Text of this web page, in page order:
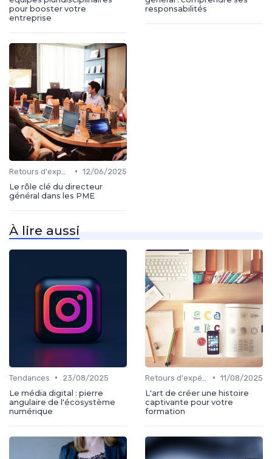
pour booster votre
entreprise
responsabilités
• 12/06/2025
Le rôle clé du directeur
général dans les PME
À lire aussi
Tendances •
23/08/2025
Le média digital : pierre
angulaire de l'écosystème
numérique
• 11/08/2025
L'art de créer une histoire
captivante pour votre
formation